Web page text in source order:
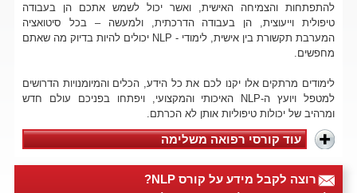
להתפתחות והצמיחה האישית, ואשר יכול לשמש אתכם הן בעבודה
טיפולית וייעוצית, הן בעבודה הדרכתית, ולמעשה – בכל סיטואציה
המערבת תקשורת בין אישית, לימודי - NLP יכולים להיות בדיוק מה שאתם
מחפשים.
לימודים מרתקים אלו יקנו לכם את כל הידע, הכלים והמיומנויות הדרושים
למטפל ויועץ ה-NLP האיכותי והמקצועי, ויפתחו בפניכם עולם חדש
ומרהיב של יכולות טיפוליות אותן לא הכרתם.
עוד קורסי רפואה משלימה
רוצה לקבל מידע על קורס NLP?